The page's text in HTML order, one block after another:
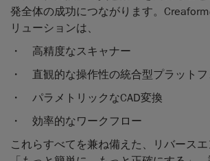
発全体の成功につながります。
リューションは、
・ 高精度なスキャナー
・ 直観的な操作性の統合型プラットフ
・ パラメトリックなCAD変換
・ 効率的なワークフロー
これらすべてを兼ね備えた、リバース